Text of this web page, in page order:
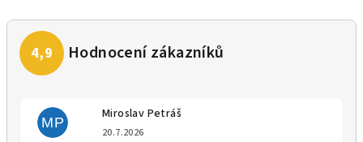
MP
Miroslav Petráš
20.7.2026